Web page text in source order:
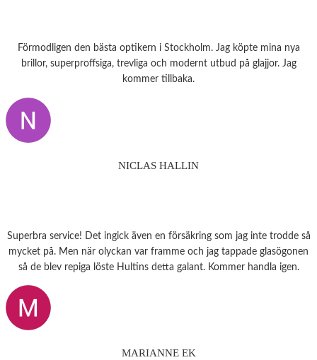
Förmodligen den bästa optikern i Stockholm. Jag köpte mina nya
brillor, superproffsiga, trevliga och modernt utbud på glajjor. Jag
kommer tillbaka.
NICLAS HALLIN
Superbra service! Det ingick även en försäkring som jag inte trodde så
mycket på. Men när olyckan var framme och jag tappade glasögonen
så de blev repiga löste Hultins detta galant. Kommer handla igen.
MARIANNE EK